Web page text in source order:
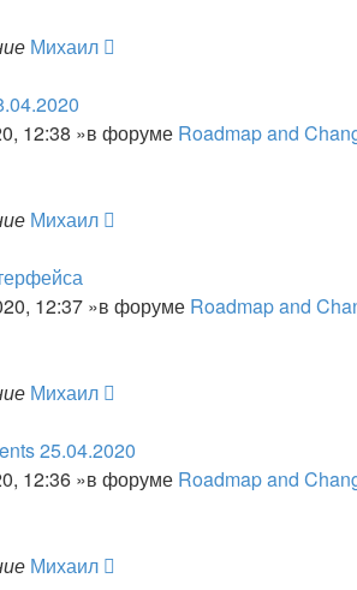
Михаил
12:38 »в форуме Roadmap and
Михаил
12:37 »в форуме Roadmap and
Михаил
25.04.2020
12:36 »в форуме Roadmap and
Михаил